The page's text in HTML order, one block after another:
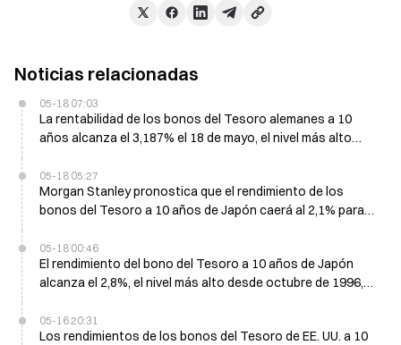
Noticias relacionadas
05-18 07:03
La rentabilidad de los bonos del Tesoro alemanes a 10
años alcanza el 3,187% el 18 de mayo, el nivel más alto
05-18 05:27
Morgan Stanley pronostica que el rendimiento de los
bonos del Tesoro a 10 años de Japón caerá al 2,1% para
05-18 00:46
El rendimiento del bono del Tesoro a 10 años de Japón
alcanza el 2,8%, el nivel más alto desde octubre de 1996,
05-16 20:31
Los rendimientos de los bonos del Tesoro de EE. UU. a 10